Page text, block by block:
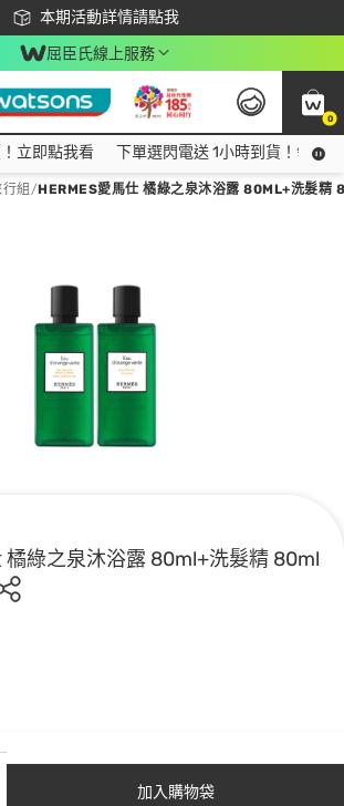
本期活動詳情請點我
下載app最高回饋$350
屈臣氏線上服務
0
即點我看
立即點我看 下單選閃電送 1小時到貨！領神
組 /HERMES愛馬仕 橘綠之泉沐浴露 80ML+洗髮精
橘綠之泉沐浴露 80ml+洗髮精 80ml
加入購物袋